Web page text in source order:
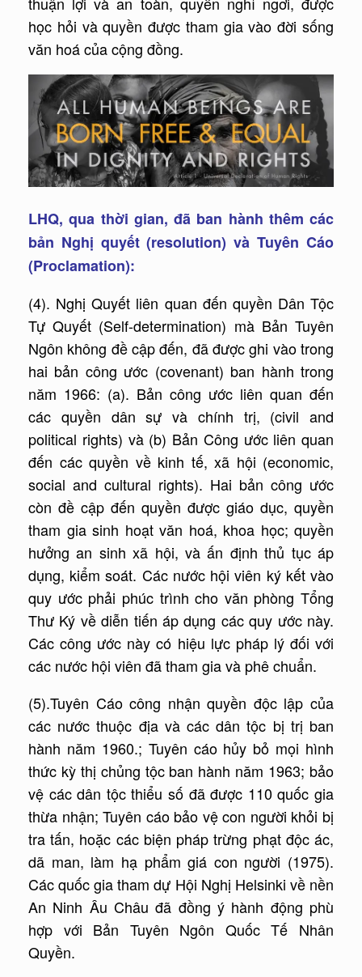
học hỏi và quyền được tham gia vào đời sống
văn hoá của cộng đồng.
LHQ, qua thời gian, đã ban hành thêm các
bản Nghị quyết (resolution) và Tuyên Cáo
(Proclamation):
(4). Nghị Quyết liên quan đến quyền Dân Tộc
Tự Quyết (Self-determination) mà Bản Tuyên
Ngôn không đề cập đến, đã được ghi vào trong
hai bản công ước (covenant) ban hành trong
năm 1966: (a). Bản công ước liên quan đến
các quyền dân sự và chính trị, (civil and
political rights) và (b) Bản Công ước liên quan
đến các quyền về kinh tế, xã hội (economic,
social and cultural rights). Hai bản công ước
còn đề cập đến quyền được giáo dục, quyền
tham gia sinh hoạt văn hoá, khoa học; quyền
hưởng an sinh xã hội, và ấn định thủ tục áp
dụng, kiểm soát. Các nước hội viên ký kết vào
quy ước phải phúc trình cho văn phòng Tổng
Thư Ký về diễn tiến áp dụng các quy ước này.
Các công ước này có hiệu lực pháp lý đối với
các nước hội viên đã tham gia và phê chuẩn.
(5).Tuyên Cáo công nhận quyền độc lập của
các nước thuộc địa và các dân tộc bị trị ban
hành năm 1960.; Tuyên cáo hủy bỏ mọi hình
thức kỳ thị chủng tộc ban hành năm 1963; bảo
vệ các dân tộc thiểu số đã được 110 quốc gia
thừa nhận; Tuyên cáo bảo vệ con người khỏi bị
tra tấn, hoặc các biện pháp trừng phạt độc ác,
dã man, làm hạ phẩm giá con người (1975).
Các quốc gia tham dự Hội Nghị Helsinki về nền
An Ninh Âu Châu đã đồng ý hành động phù
hợp với Bản Tuyên Ngôn Quốc Tế Nhân
Quyền.